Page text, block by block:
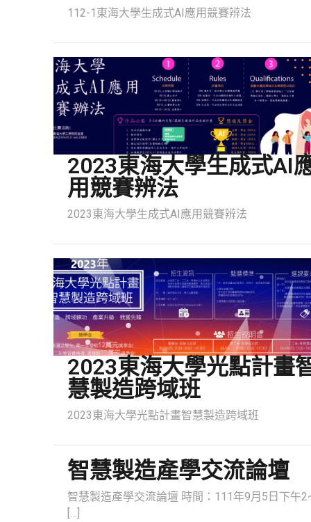
112-1東海大學生成式AI應用競賽辨法
2023東海大學生成式AI
用競賽辨法
2023東海大學生成式AI應用競賽辨法
2023東海大學光點計畫
慧製造跨域班
2023東海大學光點計畫智慧製造跨域班
智慧製造產學交流論壇
智慧製造產學交流論壇 時間：111年9月5日下午
[…]